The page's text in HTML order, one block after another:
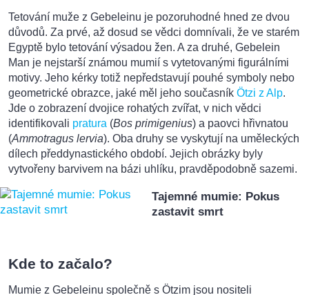
Tetování muže z Gebeleinu je pozoruhodné hned ze dvou
důvodů. Za prvé, až dosud se vědci domnívali, že ve starém
Egyptě bylo tetování výsadou žen. A za druhé, Gebelein
Man je nejstarší známou mumií s vytetovanými figurálními
motivy. Jeho kérky totiž nepředstavují pouhé symboly nebo
geometrické obrazce, jaké měl jeho současník Ötzi z Alp.
Jde o zobrazení dvojice rohatých zvířat, v nich vědci
identifikovali pratura (Bos primigenius) a paovci hřivnatou
(Ammotragus lervia). Oba druhy se vyskytují na uměleckých
dílech předdynastického období. Jejich obrázky byly
vytvořeny barvivem na bázi uhlíku, pravděpodobně sazemi.
Tajemné mumie: Pokus
zastavit smrt
Kde to začalo?
Mumie z Gebeleinu společně s Ötzim jsou nositeli